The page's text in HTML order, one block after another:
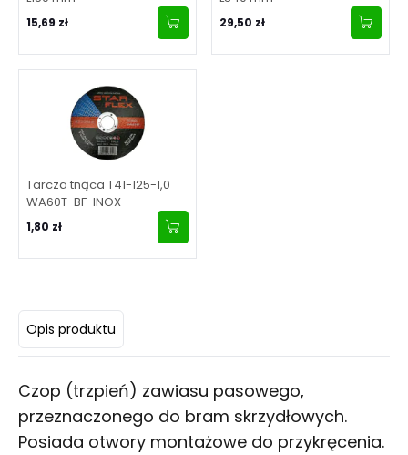
15,69 zł 29,50 zł
Tarcza tnąca T41-125-1,0
WA60T-BF-INOX
1,80 zł
Opis produktu
Czop (trzpień) zawiasu pasowego,
przeznaczonego do bram skrzydłowych.
Posiada otwory montażowe do przykręcenia.